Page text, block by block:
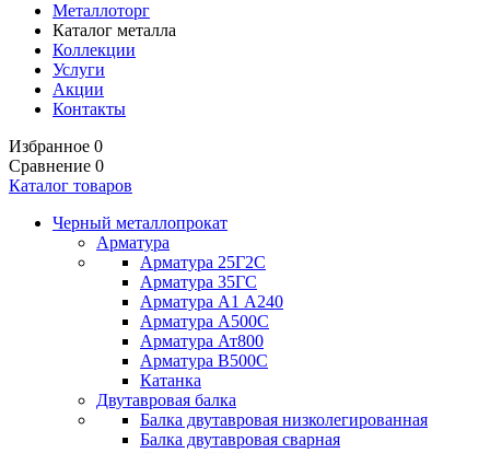
Металлоторг
Каталог металла
Коллекции
Услуги
Акции
Контакты
Избранное 0
Сравнение 0
Каталог товаров
Черный металлопрокат
Арматура
Арматура 25Г2С
Арматура 35ГС
Арматура А1 А240
Арматура А500С
Арматура Ат800
Арматура В500С
Катанка
Двутавровая балка
Балка двутавровая низколегированная
Балка двутавровая сварная